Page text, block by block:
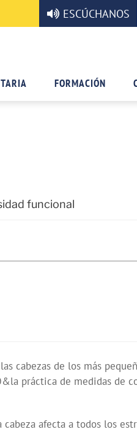
ESCÚCHANOS
FORMACIÓN
funcional
cabezas de los más
práctica de medidas de
afecta a todos los